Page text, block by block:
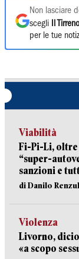
Non lasciare
scegli
Il Tirreno
per le tue
Viabilità
Fi-Pi-Li, oltre
“super-
sanzioni e
di Danilo
Violenza
Livorno,
«a scopo